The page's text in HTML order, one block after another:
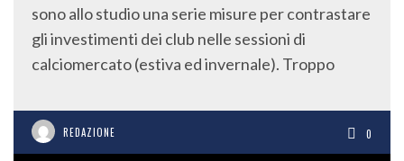
sono allo studio una serie misure per contrastare
gli investimenti dei club nelle sessioni di
calciomercato (estiva ed invernale). Troppo
REDAZIONE 0